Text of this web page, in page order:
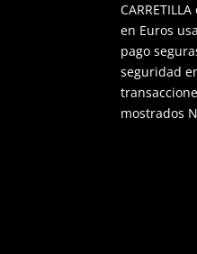
en Euros
pago
seguridad
mostrados